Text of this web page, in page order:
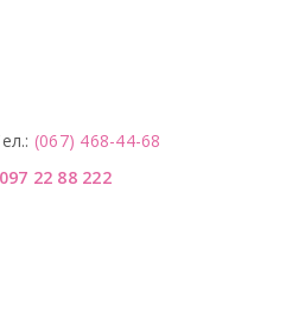
(067) 468-44-68
22 88 222